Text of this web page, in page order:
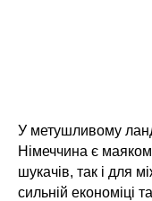
У метушливому
Німеччина є
шукачів, так і для
сильній економіці